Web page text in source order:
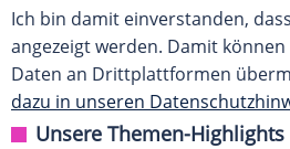
Ich bin damit einverstanden,
angezeigt werden. Damit
Daten an Drittplattformen
dazu in unseren
Unsere Themen-Highlights